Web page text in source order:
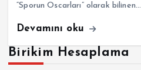
“Sporun Oscarları” olarak bilinen…
Devamını oku
Birikim Hesaplama